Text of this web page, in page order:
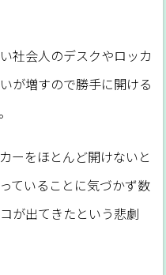
社会人のデスクやロッカ
が増すので勝手に開ける
ーをほとんど開けないと
ていることに気づかず数
が出てきたという悲劇